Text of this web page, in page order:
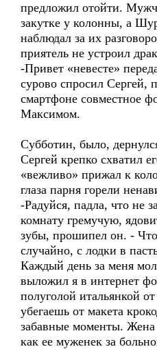
предложил отойти.
закутке у колонны, а
наблюдал за их
приятель не устроил
-Привет «невесте»
сурово спросил Сергей,
смартфоне совместное
Максимом.
Субботин, было,
Сергей крепко схватил
«вежливо» прижал к
глаза парня горели
-Радуйся, падла, что не
комнату гремучую,
зубы, прошипел он. -
случайно, с лодки в
Каждый день за меня
выложил я в интернет
полуголой итальянкой
убегаешь от макета
забавные моменты.
как ее муженек за